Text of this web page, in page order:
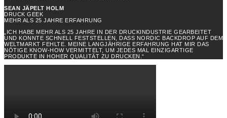
SEAN JÄPELT HOLM
DRUCK GEEK
MEHR ALS 25 JAHRE ERFAHRUNG
„ICH HABE MEHR ALS 25 JAHRE IN DER DRUCKINDUSTRIE GEARBEITET
UND KONNTE SCHNELL FESTSTELLEN, DASS NORDIC BACKDROP AUF DEM
WELTMARKT FEHLTE. MEINE LANGJÄHRIGE ERFAHRUNG HAT MIR DAS
NÖTIGE KNOW-HOW VERMITTELT, UM JEDES MAL EINZIGARTIGE
PRODUKTE IN HOHER QUALITÄT ZU DRUCKEN.“